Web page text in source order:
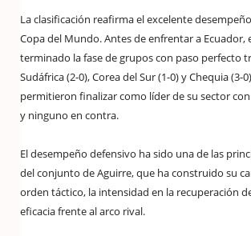
La clasificación reafirma el excelente
Copa del Mundo. Antes de enfrentar a Ecuador,
terminado la fase de grupos con paso perfecto
Sudáfrica (2-0), Corea del Sur (1-0) y Chequia (3-
permitieron finalizar como líder de su sector
y ninguno en contra.
El desempeño defensivo ha sido una de las
del conjunto de Aguirre, que ha construido su
orden táctico, la intensidad en la recuperación
eficacia frente al arco rival.